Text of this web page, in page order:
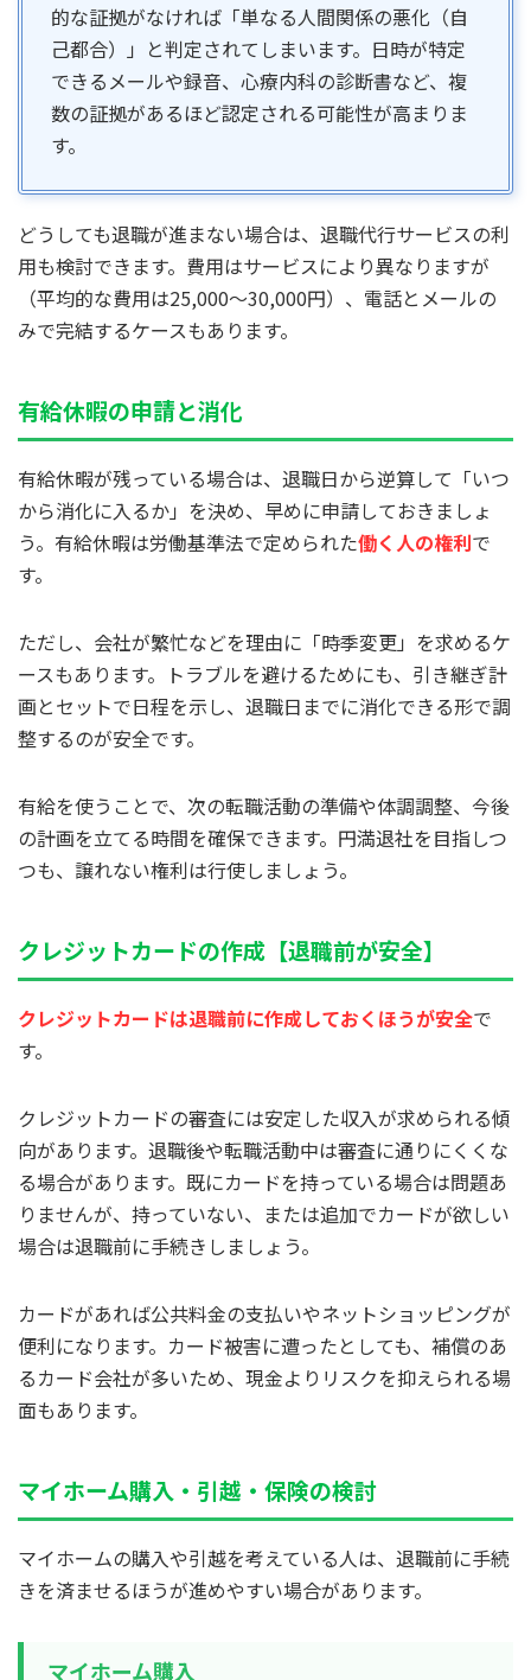
的な証拠がなければ「単なる人間関係の悪化（自
己都合）」と判定されてしまいます。日時が特定
できるメールや録音、心療内科の診断書など、複
数の証拠があるほど認定される可能性が高まりま
す。
どうしても退職が進まない場合は、退職代行サービスの利
用も検討できます。費用はサービスにより異なりますが
（平均的な費用は25,000〜30,000円）、電話とメールの
みで完結するケースもあります。
有給休暇の申請と消化
有給休暇が残っている場合は、退職日から逆算して「いつ
から消化に入るか」を決め、早めに申請しておきましょ
う。有給休暇は労働基準法で定められた働く人の権利で
す。
ただし、会社が繁忙などを理由に「時季変更」を求めるケ
ースもあります。トラブルを避けるためにも、引き継ぎ計
画とセットで日程を示し、退職日までに消化できる形で調
整するのが安全です。
有給を使うことで、次の転職活動の準備や体調調整、今後
の計画を立てる時間を確保できます。円満退社を目指しつ
つも、譲れない権利は行使しましょう。
クレジットカードの作成【退職前が安全】
クレジットカードは退職前に作成しておくほうが安全で
す。
クレジットカードの審査には安定した収入が求められる傾
向があります。退職後や転職活動中は審査に通りにくくな
る場合があります。既にカードを持っている場合は問題あ
りませんが、持っていない、または追加でカードが欲しい
場合は退職前に手続きしましょう。
カードがあれば公共料金の支払いやネットショッピングが
便利になります。カード被害に遭ったとしても、補償のあ
るカード会社が多いため、現金よりリスクを抑えられる場
面もあります。
マイホーム購入・引越・保険の検討
マイホームの購入や引越を考えている人は、退職前に手続
きを済ませるほうが進めやすい場合があります。
マイホーム購入